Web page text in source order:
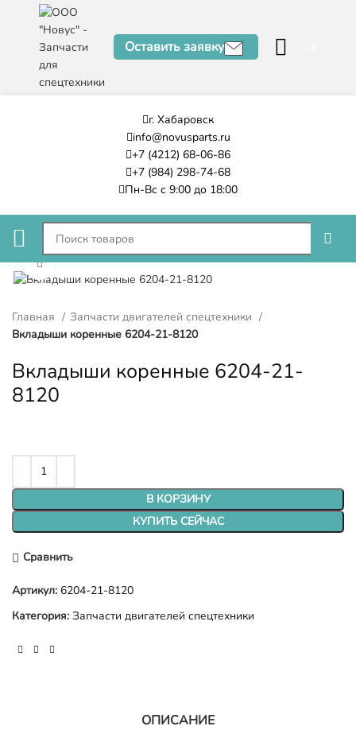
Оставить заявку
г. Хабаровск
info@novusparts.ru
+7 (4212) 68-06-86
+7 (984) 298-74-68
Пн-Вс с 9:00 до 18:00
Нажмите, чтобы увеличить
Главная
Запчасти двигателей спецтехники
Вкладыши коренные 6204-21-8120
Вкладыши коренные 6204-21-
8120
В КОРЗИНУ
КУПИТЬ СЕЙЧАС
Сравнить
Артикул: 6204-21-8120
Категория: Запчасти двигателей спецтехники
ОПИСАНИЕ